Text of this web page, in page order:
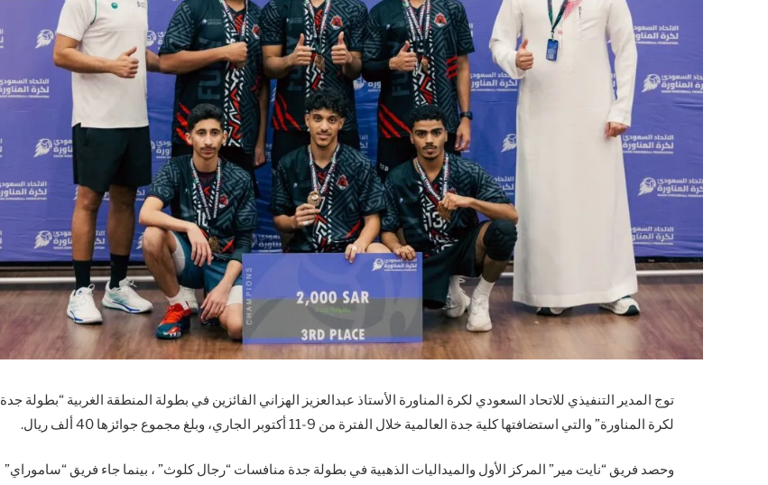
توج المدير التنفيذي للاتحاد السعودي لكرة المناورة الأستاذ عبدالعزيز الهزاني الفائزين في بطولة المنطقة الغربية “بطولة جدة
لكرة المناورة” والتي استضافتها كلية جدة العالمية خلال الفترة من 9-11 أكتوبر الجاري، وبلغ مجموع جوائزها 40 ألف ريال.
وحصد فريق “نايت مير” المركز الأول والميداليات الذهبية في بطولة جدة منافسات “رجال كلوث” ، بينما جاء فريق “ساموراي”